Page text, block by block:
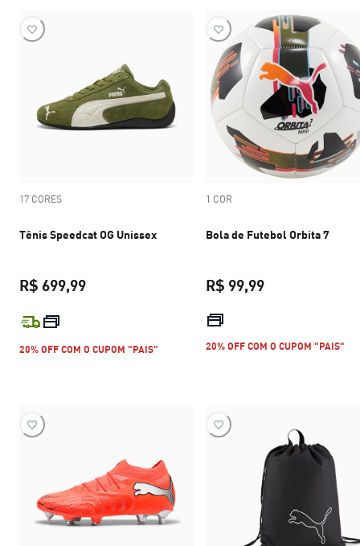
17 CORES
Tênis Speedcat OG Unissex
R$ 699,99
preço atual R$ 699,99
20% OFF COM O CUPOM "PAIS"
1 COR
Bola de Futebol Orbita 7
R$ 99,99
20% OFF COM O CUPOM "PAIS"